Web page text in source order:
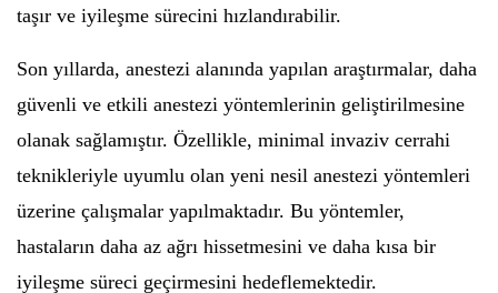
taşır ve iyileşme sürecini hızlandırabilir.
Son yıllarda, anestezi alanında yapılan araştırmalar, daha
güvenli ve etkili anestezi yöntemlerinin geliştirilmesine
olanak sağlamıştır. Özellikle, minimal invaziv cerrahi
teknikleriyle uyumlu olan yeni nesil anestezi yöntemleri
üzerine çalışmalar yapılmaktadır. Bu yöntemler,
hastaların daha az ağrı hissetmesini ve daha kısa bir
iyileşme süreci geçirmesini hedeflemektedir.